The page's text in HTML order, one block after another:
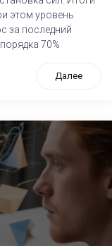
этом уровень
за последний
70%
Далее